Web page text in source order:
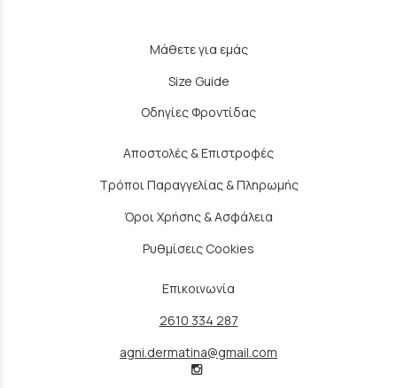
Μάθετε για εμάς
Size Guide
Οδηγίες Φροντίδας
Αποστολές & Επιστροφές
Τρόποι Παραγγελίας & Πληρωμής
Όροι Χρήσης & Ασφάλεια
Ρυθμίσεις Cookies
Επικοινωνία
2610 334 287
agni.dermatina@gmail.com